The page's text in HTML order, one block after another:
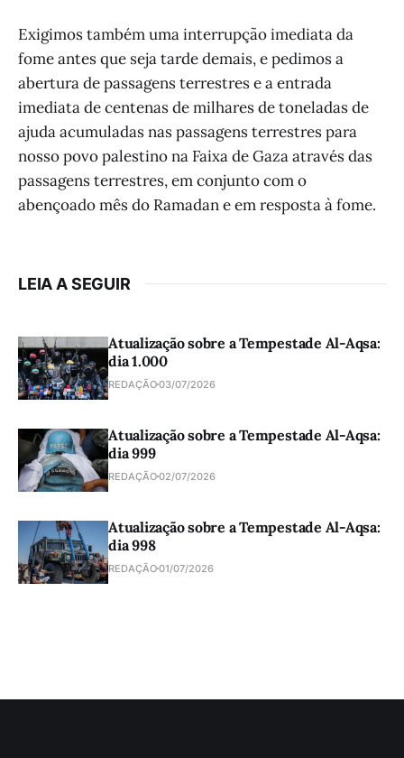
Exigimos também uma interrupção imediata da
fome antes que seja tarde demais, e pedimos a
abertura de passagens terrestres e a entrada
imediata de centenas de milhares de toneladas de
ajuda acumuladas nas passagens terrestres para
nosso povo palestino na Faixa de Gaza através das
passagens terrestres, em conjunto com o
abençoado mês do Ramadan e em resposta à fome.
LEIA A SEGUIR
Atualização sobre a Tempestade Al-Aqsa:
dia 1.000
REDAÇÃO03/07/2026
Atualização sobre a Tempestade Al-Aqsa:
dia 999
REDAÇÃO02/07/2026
Atualização sobre a Tempestade Al-Aqsa:
dia 998
REDAÇÃO01/07/2026